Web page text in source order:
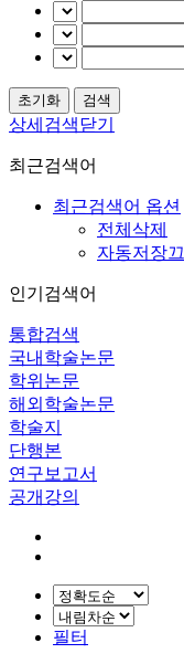
상세검색닫기
최근검색어
최근검색어 옵션
전체삭제
자동저장끄
인기검색어
통합검색
국내학술논문
학위논문
해외학술논문
학술지
단행본
연구보고서
공개강의
필터